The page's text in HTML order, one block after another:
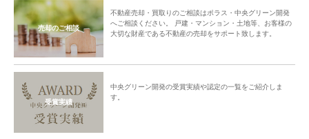
売却のご相談
不動産売却・買取りのご相談はポラス・中央グリーン開発
へご相談ください。 戸建・マンション・土地等、お客様の
大切な財産である不動産の売却をサポート致します。
受賞実績
中央グリーン開発の受賞実績や認定の一覧をご紹介しま
す。